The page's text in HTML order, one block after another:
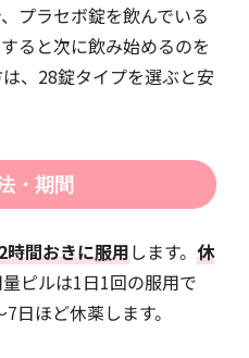
プラセボ錠を飲んでいる
ると次に飲み始めるのを
、28錠タイプを選ぶと安
・期間
時間おきに服用します。 休
ピルは1日1回の服用で
日ほど休薬します。